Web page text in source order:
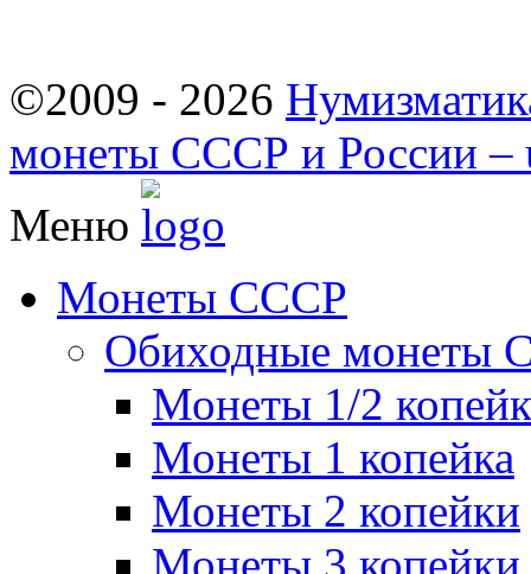
©2009 - 2026
монеты СССР и России –
Меню
Монеты СССР
Обиходные монеты
Монеты 1/2
Монеты 1 копейка
Монеты 2 копейки
Монеты 3 копейки